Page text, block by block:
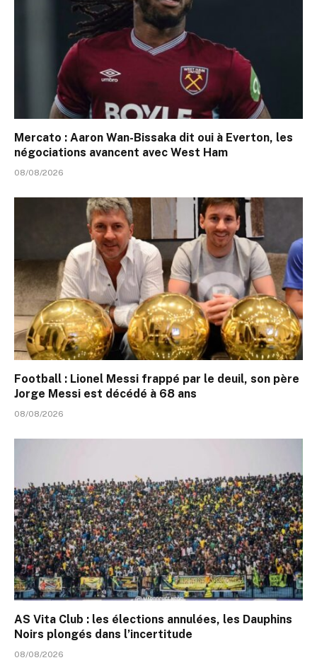
Mercato : Aaron Wan-Bissaka dit oui à Everton, les
négociations avancent avec West Ham
08/08/2026
Football : Lionel Messi frappé par le deuil, son père
Jorge Messi est décédé à 68 ans
08/08/2026
AS Vita Club : les élections annulées, les Dauphins
Noirs plongés dans l’incertitude
08/08/2026